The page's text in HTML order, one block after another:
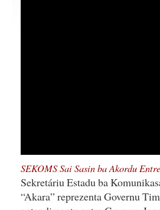
SEKOMS Sai Sasin ba Akordu
Sekretáriu Estadu ba
“Akara” reprezenta Governu